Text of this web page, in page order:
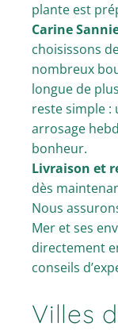
plante est
Carine
choisissons
nombreux
longue de
reste simple :
arrosage
bonheur.
Livraison et
dès
Nous
Mer et ses
directement
conseils
Villes